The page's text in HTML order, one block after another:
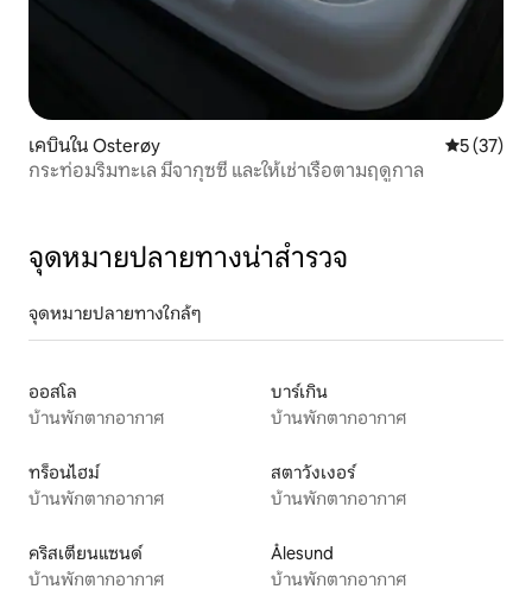
เคบินใน Osterøy คะแนนเฉลี่
5 (37)
กระท่อมริมทะเล มีจากุซซี่ และให้เช่าเรือตามฤดูกาล
จุดหมายปลายทางน่าสำรวจ
จุดหมายปลายทางใกล้ๆ
ออสโล
บ้านพักตากอากาศ
บาร์เกิน
บ้านพักตากอากาศ
ทร็อนไฮม์
บ้านพักตากอากาศ
สตาวังเงอร์
บ้านพักตากอากาศ
คริสเตียนแซนด์
บ้านพักตากอากาศ
Ålesund
บ้านพักตากอากาศ